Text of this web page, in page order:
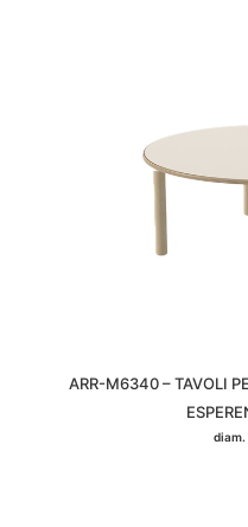
ARR-M6340 – TAVOLI
diam.